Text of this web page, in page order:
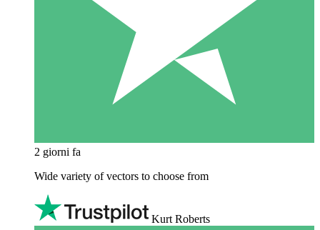
2 giorni fa
Wide variety of vectors to choose from
Kurt Roberts